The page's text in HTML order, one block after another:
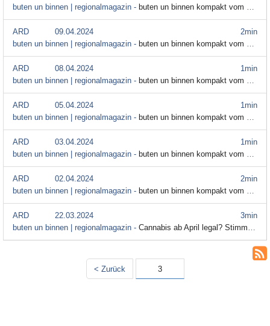
buten un binnen | regionalmagazin - buten un binnen kompakt vom 10. April
2min
ARD
09.04.2024
buten un binnen | regionalmagazin - buten un binnen kompakt vom 9. April
1min
ARD
08.04.2024
buten un binnen | regionalmagazin - buten un binnen kompakt vom 8. April
1min
ARD
05.04.2024
buten un binnen | regionalmagazin - buten un binnen kompakt vom 5. April
1min
ARD
03.04.2024
buten un binnen | regionalmagazin - buten un binnen kompakt vom 3. April
2min
ARD
02.04.2024
buten un binnen | regionalmagazin - buten un binnen kompakt vom 2. April
3min
ARD
22.03.2024
buten un binnen | regionalmagazin - Cannabis ab April legal? Stimmungsbild aus dem Bundesrat
< Zurück 3